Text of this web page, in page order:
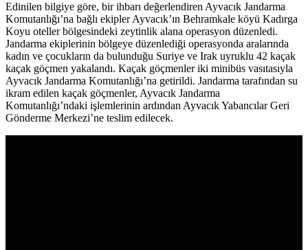
Edinilen bilgiye göre, bir ihbarı değerlendiren Ayvacık Jandarma
Komutanlığı’na bağlı ekipler Ayvacık’ın Behramkale köyü Kadırga
Koyu oteller bölgesindeki zeytinlik alana operasyon düzenledi.
Jandarma ekiplerinin bölgeye düzenlediği operasyonda aralarında
kadın ve çocukların da bulunduğu Suriye ve Irak uyruklu 42 kaçak
kaçak göçmen yakalandı. Kaçak göçmenler iki minibüs vasıtasıyla
Ayvacık Jandarma Komutanlığı’na getirildi. Jandarma tarafından su
ikram edilen kaçak göçmenler, Ayvacık Jandarma
Komutanlığı’ndaki işlemlerinin ardından Ayvacık Yabancılar Geri
Gönderme Merkezi’ne teslim edilecek.